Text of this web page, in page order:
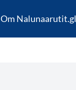
Om Nalunaarutit.gl